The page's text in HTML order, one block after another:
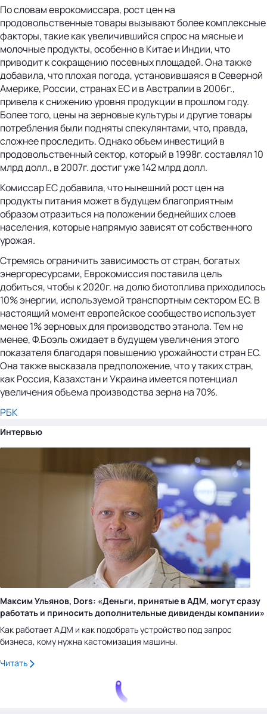
По словам еврокомиссара, рост цен на
продовольственные товары вызывают более комплексные
факторы, такие как увеличившийся спрос на мясные и
молочные продукты, особенно в Китае и Индии, что
приводит к сокращению посевных площадей. Она также
добавила, что плохая погода, установившаяся в Северной
Америке, России, странах ЕС и в Австралии в 2006г.,
привела к снижению уровня продукции в прошлом году.
Более того, цены на зерновые культуры и другие товары
потребления были подняты спекулянтами, что, правда,
сложнее проследить. Однако объем инвестиций в
продовольственный сектор, который в 1998г. составлял 10
млрд долл., в 2007г. достиг уже 142 млрд долл.
Комиссар ЕС добавила, что нынешний рост цен на
продукты питания может в будущем благоприятным
образом отразиться на положении беднейших слоев
населения, которые напрямую зависят от собственного
урожая.
Стремясь ограничить зависимость от стран, богатых
энергоресурсами, Еврокомиссия поставила цель
добиться, чтобы к 2020г. на долю биотоплива приходилось
10% энергии, используемой транспортным сектором ЕС. В
настоящий момент европейское сообщество использует
менее 1% зерновых для производство этанола. Тем не
менее, Ф.Боэль ожидает в будущем увеличения этого
показателя благодаря повышению урожайности стран ЕС.
Она также высказала предположение, что у таких стран,
как Россия, Казахстан и Украина имеется потенциал
увеличения объема производства зерна на 70%.
РБК
Интервью
Максим Ульянов, Dors: «Деньги, принятые в АДМ, могут сразу
работать и приносить дополнительные дивиденды компании»
Как работает АДМ и как подобрать устройство под запрос
бизнеса, кому нужна кастомизация машины.
Читать